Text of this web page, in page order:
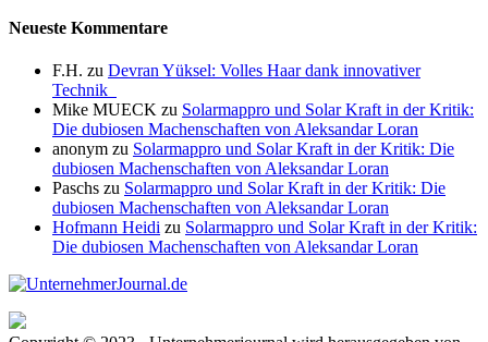
Neueste Kommentare
F.H. zu Devran Yüksel: Volles Haar dank innovativer
Technik
Mike MUECK zu Solarmappro und Solar Kraft in der Kritik:
Die dubiosen Machenschaften von Aleksandar Loran
anonym zu Solarmappro und Solar Kraft in der Kritik: Die
dubiosen Machenschaften von Aleksandar Loran
Paschs zu Solarmappro und Solar Kraft in der Kritik: Die
dubiosen Machenschaften von Aleksandar Loran
Hofmann Heidi zu Solarmappro und Solar Kraft in der Kritik:
Die dubiosen Machenschaften von Aleksandar Loran